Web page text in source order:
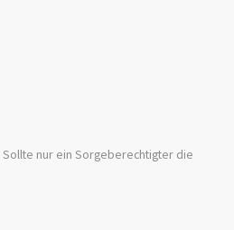
nur ein Sorgeberechtigter die